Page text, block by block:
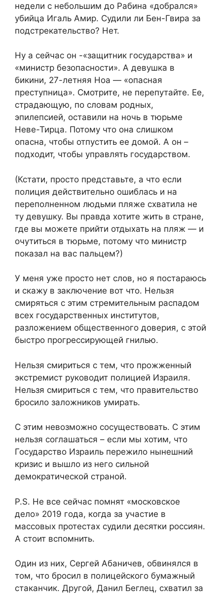
недели с небольшим до Рабина «добрался»
убийца Игаль Амир. Судили ли Бен-Гвира за
подстрекательство? Нет.
Ну а сейчас он -«защитник государства» и
«министр безопасности». А девушка в
бикини, 27-летняя Ноа — «опасная
преступница». Смотрите, не перепутайте. Ее,
страдающую, по словам родных,
эпилепсией, оставили на ночь в тюрьме
Неве-Тирца. Потому что она слишком
опасна, чтобы отпустить ее домой. А он –
подходит, чтобы управлять государством.
(Кстати, просто представьте, а что если
полиция действительно ошиблась и на
переполненном людьми пляже схватила не
ту девушку. Вы правда хотите жить в стране,
где вы можете прийти отдыхать на пляж — и
очутиться в тюрьме, потому что министр
показал на вас пальцем?)
У меня уже просто нет слов, но я постараюсь
и скажу в заключение вот что. Нельзя
смиряться с этим стремительным распадом
всех государственных институтов,
разложением общественного доверия, с этой
быстро прогрессирующей гнилью.
Нельзя смириться с тем, что прожженный
экстремист руководит полицией Израиля.
Нельзя смириться с тем, что правительство
бросило заложников умирать.
С этим невозможно сосуществовать. С этим
нельзя соглашаться – если мы хотим, что
Государство Израиль пережило нынешний
кризис и вышло из него сильной
демократической страной.
P.S. Не все сейчас помнят «московское
дело» 2019 года, когда за участие в
массовых протестах судили десятки россиян.
А стоит вспомнить.
Один из них, Сергей Абаничев, обвинялся в
том, что бросил в полицейского бумажный
стаканчик. Другой, Данил Беглец, схватил за